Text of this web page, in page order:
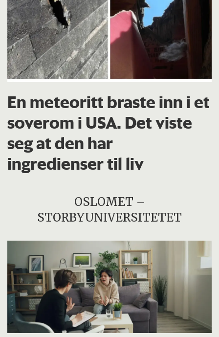
En meteoritt braste inn i et
soverom i USA. Det viste
seg at den har
ingredienser til liv
OSLOMET –
STORBYUNIVERSITETET